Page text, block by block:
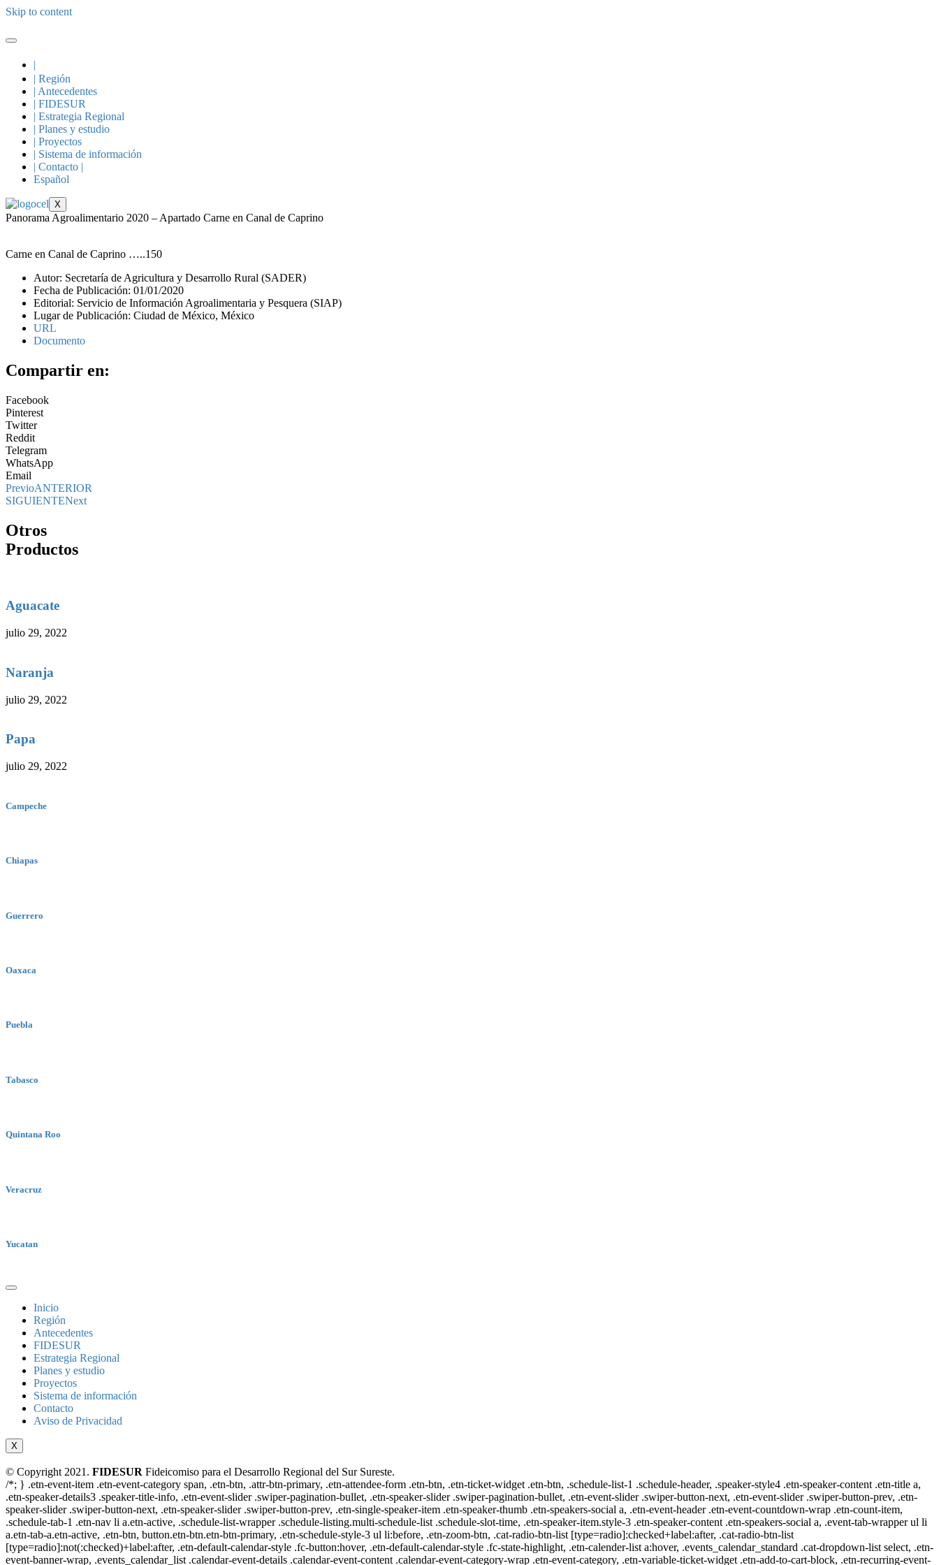
Skip to content
|
| Región
| Antecedentes
| FIDESUR
| Estrategia Regional
| Planes y estudio
| Proyectos
| Sistema de información
| Contacto |
Español
X
Panorama Agroalimentario 2020 – Apartado Carne en Canal de Caprino
Carne en Canal de Caprino …..150
Autor: Secretaría de Agricultura y Desarrollo Rural (SADER)
Fecha de Publicación: 01/01/2020
Editorial: Servicio de Información Agroalimentaria y Pesquera (SIAP)
Lugar de Publicación: Ciudad de México, México
URL
Documento
Compartir en:
Facebook
Pinterest
Twitter
Reddit
Telegram
WhatsApp
Email
PrevioANTERIOR
SIGUIENTENext
Otros
Productos
Aguacate
julio 29, 2022
Naranja
julio 29, 2022
Papa
julio 29, 2022
Campeche
Chiapas
Guerrero
Oaxaca
Puebla
Tabasco
Quintana Roo
Veracruz
Yucatan
Inicio
Región
Antecedentes
FIDESUR
Estrategia Regional
Planes y estudio
Proyectos
Sistema de información
Contacto
Aviso de Privacidad
X
© Copyright 2021. FIDESUR Fideicomiso para el Desarrollo Regional del Sur Sureste.
/*; } .etn-event-item .etn-event-category span, .etn-btn, .attr-btn-primary, .etn-attendee-form .etn-btn, .etn-ticket-widget .etn-btn, .schedule-list-1 .schedule-header, .speaker-style4 .etn-speaker-content .etn-title a,
.etn-speaker-details3 .speaker-title-info, .etn-event-slider .swiper-pagination-bullet, .etn-speaker-slider .swiper-pagination-bullet, .etn-event-slider .swiper-button-next, .etn-event-slider .swiper-button-prev, .etn-
speaker-slider .swiper-button-next, .etn-speaker-slider .swiper-button-prev, .etn-single-speaker-item .etn-speaker-thumb .etn-speakers-social a, .etn-event-header .etn-event-countdown-wrap .etn-count-item,
.schedule-tab-1 .etn-nav li a.etn-active, .schedule-list-wrapper .schedule-listing.multi-schedule-list .schedule-slot-time, .etn-speaker-item.style-3 .etn-speaker-content .etn-speakers-social a, .event-tab-wrapper ul li
a.etn-tab-a.etn-active, .etn-btn, button.etn-btn.etn-btn-primary, .etn-schedule-style-3 ul li:before, .etn-zoom-btn, .cat-radio-btn-list [type=radio]:checked+label:after, .cat-radio-btn-list
[type=radio]:not(:checked)+label:after, .etn-default-calendar-style .fc-button:hover, .etn-default-calendar-style .fc-state-highlight, .etn-calender-list a:hover, .events_calendar_standard .cat-dropdown-list select, .etn-
event-banner-wrap, .events_calendar_list .calendar-event-details .calendar-event-content .calendar-event-category-wrap .etn-event-category, .etn-variable-ticket-widget .etn-add-to-cart-block, .etn-recurring-event-